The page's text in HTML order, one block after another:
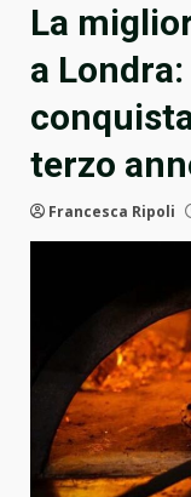
La
a
terzo
Francesca Ripoli